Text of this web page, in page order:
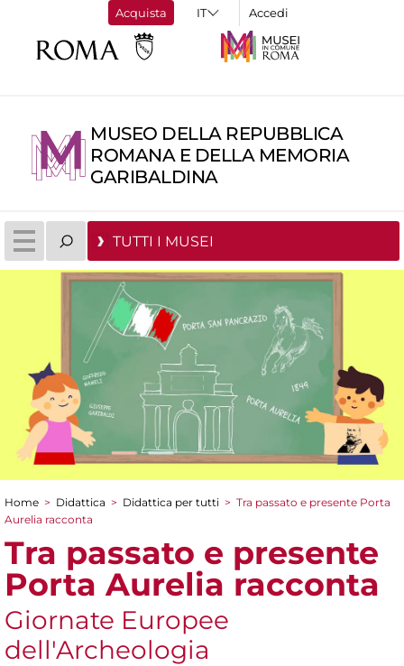
Acquista Accedi
MUSEO DELLA REPUBBLICA
ROMANA E DELLA MEMORIA
GARIBALDINA
TUTTI I MUSEI
Tu sei qui
Home > Didattica > Didattica per tutti > Tra passato e presente Porta
Aurelia racconta
Tra passato e presente
Porta Aurelia racconta
Giornate Europee
dell'Archeologia